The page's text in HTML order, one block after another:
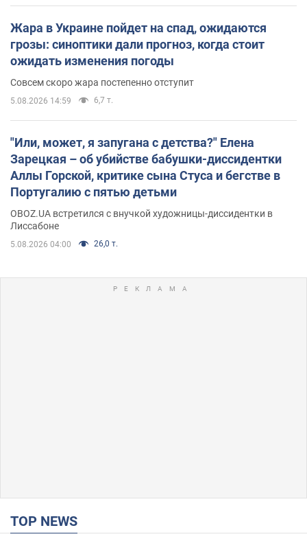
Жара в Украине пойдет на спад, ожидаются
грозы: синоптики дали прогноз, когда стоит
ожидать изменения погоды
Совсем скоро жара постепенно отступит
5.08.2026 14:59 6,7 т.
"Или, может, я запугана с детства?" Елена
Зарецкая – об убийстве бабушки-диссидентки
Аллы Горской, критике сына Стуса и бегстве в
Португалию с пятью детьми
OBOZ.UA встретился с внучкой художницы-диссидентки в
Лиссабоне
5.08.2026 04:00 26,0 т.
TOP NEWS